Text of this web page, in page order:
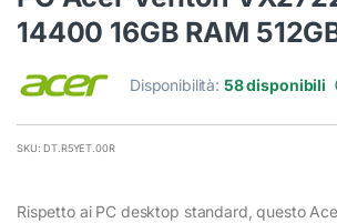
14400 16GB RAM
Disponibilità: 58 disponibili
SKU: DT.R5YET.00R
Rispetto ai PC desktop standard, questo